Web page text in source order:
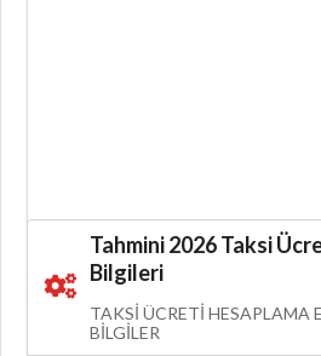
Tahmini 2026 Taksi
Bilgileri
TAKSI ÜCRETI HESAPLAMA
BILGILER